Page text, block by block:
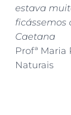
estava
ficássemos
Caetana
Profª Maria
Naturais